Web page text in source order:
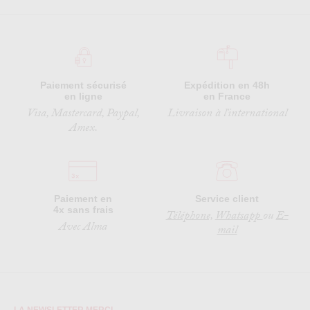
Paiement sécurisé
en ligne
Visa, Mastercard, Paypal,
Amex.
Expédition en 48h
en France
Livraison à l'international
Paiement en
4x sans frais
Avec Alma
Service client
Téléphone, Whatsappou E-
mail